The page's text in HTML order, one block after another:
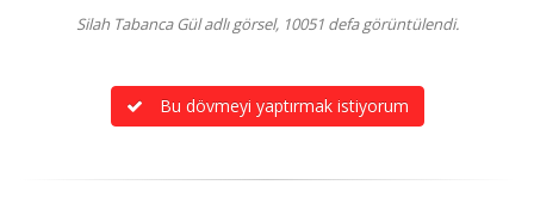
Silah Tabanca Gül adlı görsel, 10051 defa görüntülendi.
Bu dövmeyi yaptırmak istiyorum